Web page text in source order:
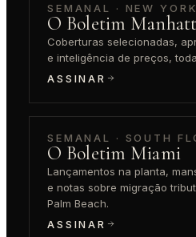
SEMANAL · NEW YORK
O Boletim
Coberturas selecionadas,
e inteligência de preços,
ASSINAR
SEMANAL · SOUTH
O Boletim Miami
Lançamentos na planta,
e notas sobre migração
Palm Beach.
ASSINAR